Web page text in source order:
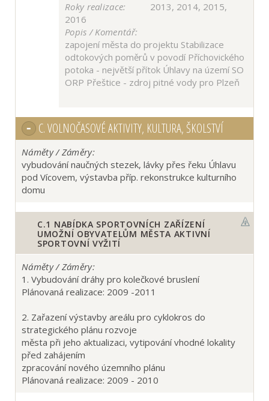
Roky realizace:
2013, 2014, 2015,
2016
Popis / Komentář:
zapojení města do projektu Stabilizace
odtokových poměrů v povodí Příchovického
potoka - největší přítok Úhlavy na území SO
ORP Přeštice - zdroj pitné vody pro Plzeň
C.VOLNOČASOVÉ AKTIVITY, KULTURA, ŠKOLSTVÍ
Náměty / Záměry:
vybudování naučných stezek, lávky přes řeku Úhlavu
pod Vícovem, výstavba příp. rekonstrukce kulturního
domu
C.1 NABÍDKA SPORTOVNÍCH ZAŘÍZENÍ
UMOŽNÍ OBYVATELŮM MĚSTA AKTIVNÍ
SPORTOVNÍ VYŽITÍ
Náměty / Záměry:
1. Vybudování dráhy pro kolečkové bruslení
Plánovaná realizace: 2009 -2011
2. Zařazení výstavby areálu pro cyklokros do
strategického plánu rozvoje
města při jeho aktualizaci, vytipování vhodné lokality
před zahájením
zpracování nového územního plánu
Plánovaná realizace: 2009 - 2010